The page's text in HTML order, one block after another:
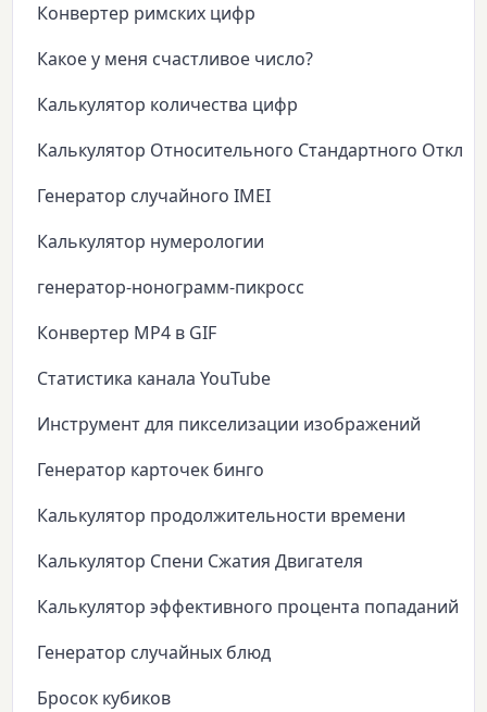
Конвертер римских цифр
Какое у меня счастливое число?
Калькулятор количества цифр
Калькулятор Относительного Стандартного
Генератор случайного IMEI
Калькулятор нумерологии
генератор-нонограмм-пикросс
Конвертер MP4 в GIF
Статистика канала YouTube
Инструмент для пикселизации изображений
Генератор карточек бинго
Калькулятор продолжительности времени
Калькулятор Спени Сжатия Двигателя
Калькулятор эффективного процента попаданий
Генератор случайных блюд
Бросок кубиков